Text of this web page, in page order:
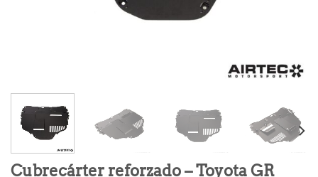
Cubrecárter reforzado – Toyota GR